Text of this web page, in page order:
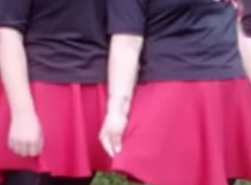
亮度
饱和度